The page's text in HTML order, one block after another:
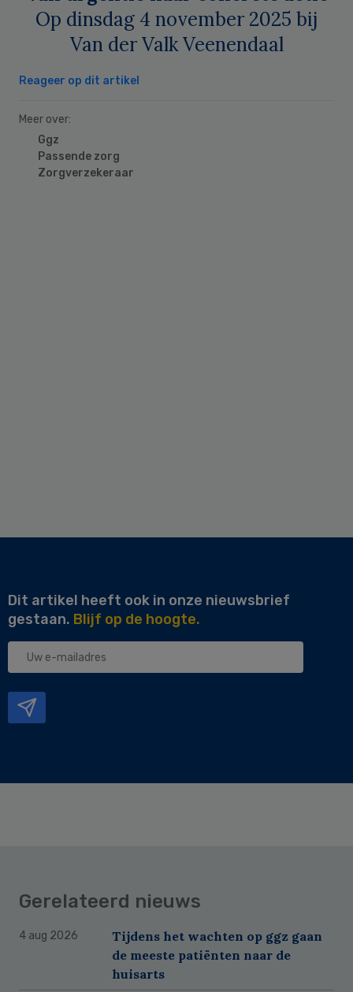
Op dinsdag 4 november 2025 bij
Van der Valk Veenendaal
Reageer op dit artikel
Meer over:
Ggz
Passende zorg
Zorgverzekeraar
Dit artikel heeft ook in onze nieuwsbrief
gestaan. Blijf op de hoogte.
Uw
Gerelateerd nieuws
4 aug 2026
Tijdens het wachten op ggz gaan
de meeste patiënten naar de
huisarts